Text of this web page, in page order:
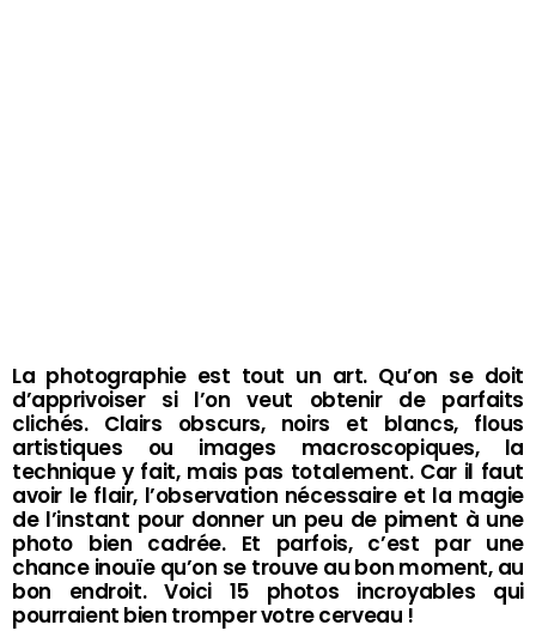
La photographie est tout un art. Qu’on se doit
d’apprivoiser si l’on veut obtenir de parfaits
clichés. Clairs obscurs, noirs et blancs, flous
artistiques ou images macroscopiques, la
technique y fait, mais pas totalement. Car il faut
avoir le flair, l’observation nécessaire et la magie
de l’instant pour donner un peu de piment à une
photo bien cadrée. Et parfois, c’est par une
chance inouïe qu’on se trouve au bon moment, au
bon endroit. Voici 15 photos incroyables qui
pourraient bien tromper votre cerveau !